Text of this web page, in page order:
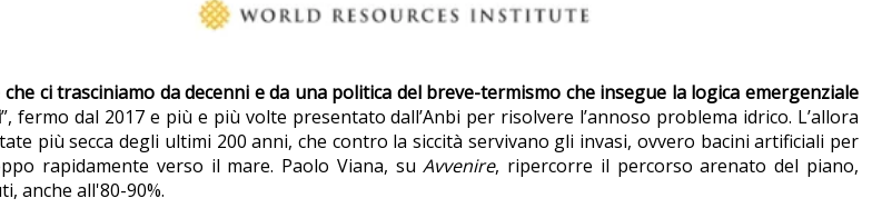
ci trasciniamo da decenni e da una politica del breve-termismo che insegue la logica emergenziale
”, fermo dal 2017 e più e più volte presentato dall’Anbi per risolvere l’annoso problema idrico. L’allora
più secca degli ultimi 200 anni, che contro la siccità servivano gli invasi, ovvero bacini artificiali per
rapidamente verso il mare. Paolo Viana, suAvvenire, ripercorre il percorso arenato del piano,
anche all'80-90%.